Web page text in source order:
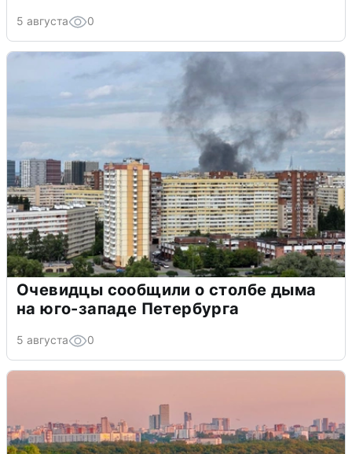
5 августа 0
Очевидцы сообщили о столбе дыма
на юго-западе Петербурга
5 августа 0